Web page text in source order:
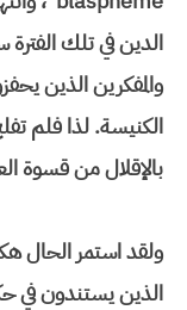
الدين في تلك
والمفكرين الذين
الكنيسة. لذا فلم
بالإقلال من قسوة
ولقد استمر الحال
الذين يستندون في